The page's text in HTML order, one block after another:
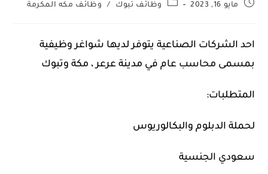
مايو 16, 2023 وظائف تبوك / وظائف مكه المكرمة
احد الشركات الصناعية يتوفر لديها شواغر وظيفية
بمسمى محاسب عام في مدينة عرعر ، مكة وتبوك
المتطلبات:
لحملة الدبلوم والبكالوريوس
سعودي الجنسية